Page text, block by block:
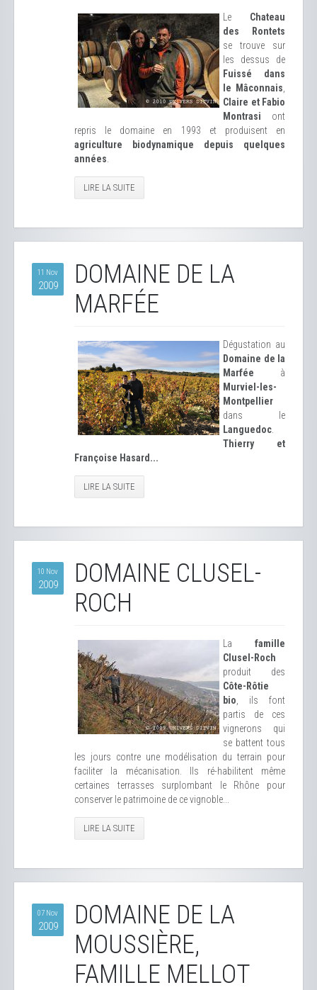
Le Chateau
des Rontets
se trouve sur
les dessus de
Fuissé dans
le Mâconnais
Claire et Fabio
Montrasi ont
repris le domaine en 1993 et produisent en
agriculture biodynamique depuis quelques
années
LIRE LA SUITE
11 Nov
2009
DOMAINE DE LA
MARFÉE
Dégustation au
Domaine de la
Marfée à
Murviel-les-
Montpellier
dans le
Languedoc
Thierry et
Françoise Hasard...
LIRE LA SUITE
10 Nov
2009
DOMAINE CLUSEL-
ROCH
La famille
Clusel-Roch
produit des
Côte-Rôtie
bio , ils font
partis de ces
vignerons qui
se battent tous
les jours contre une modélisation du terrain pour
faciliter la mécanisation. Ils ré-habilitent même
certaines terrasses surplombant le Rhône pour
conserver le patrimoine de ce vignoble...
LIRE LA SUITE
07 Nov
2009
DOMAINE DE LA
MOUSSIÈRE,
FAMILLE MELLOT